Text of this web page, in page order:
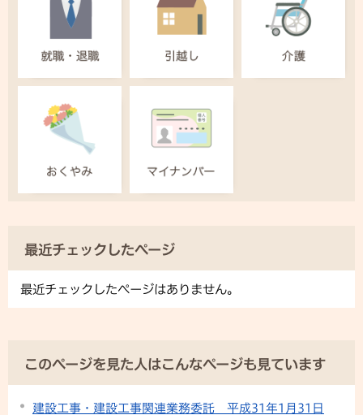
最近チェックしたページ
最近チェックしたページはありません。
このページを見た人はこんなページも見ています
建設工事・建設工事関連業務委託 平成31年1月31日